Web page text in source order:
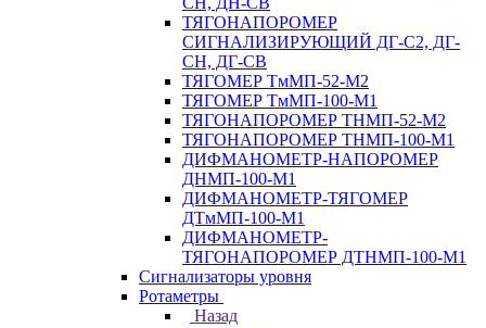
ТЯГОНАПОРОМЕР
СИГНАЛИЗИРУЮЩИЙ ДГ-С2, ДГ-
СН, ДГ-СВ
ТЯГОМЕР ТмМП-52-М2
ТЯГОМЕР ТмМП-100-М1
ТЯГОНАПОРОМЕР ТНМП-52-М2
ТЯГОНАПОРОМЕР ТНМП-100-М1
ДИФМАНОМЕТР-НАПОРОМЕР
ДНМП-100-М1
ДИФМАНОМЕТР-ТЯГОМЕР
ДТмМП-100-М1
ДИФМАНОМЕТР-
ТЯГОНАПОРОМЕР ДТНМП-100-М1
Сигнализаторы уровня
Ротаметры
Назад